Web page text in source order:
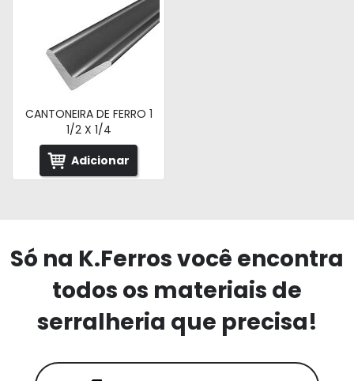
CANTONEIRA DE FERRO 1
1/2 X 1/4
Adicionar
Só na K.Ferros você encontra
todos os materiais de
serralheria que precisa!